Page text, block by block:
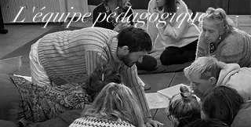
L'équipe pédagogique